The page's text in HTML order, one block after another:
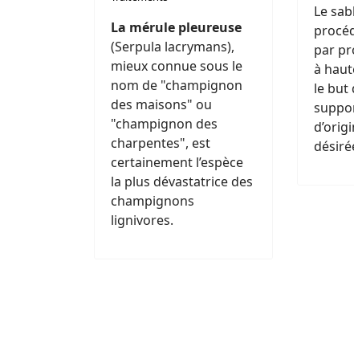
La mérule pleureuse
(Serpula lacrymans),
mieux connue sous le
nom de "champignon
des maisons" ou
"champignon des
charpentes", est
certainement l’espèce
la plus dévastatrice des
champignons
lignivores.
Le
par
à
le but